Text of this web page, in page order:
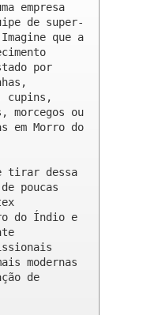
empresa
de super-
que a
por
cupins,
morcegos ou
em Morro do
tirar dessa
poucas
do Índio e
modernas
de